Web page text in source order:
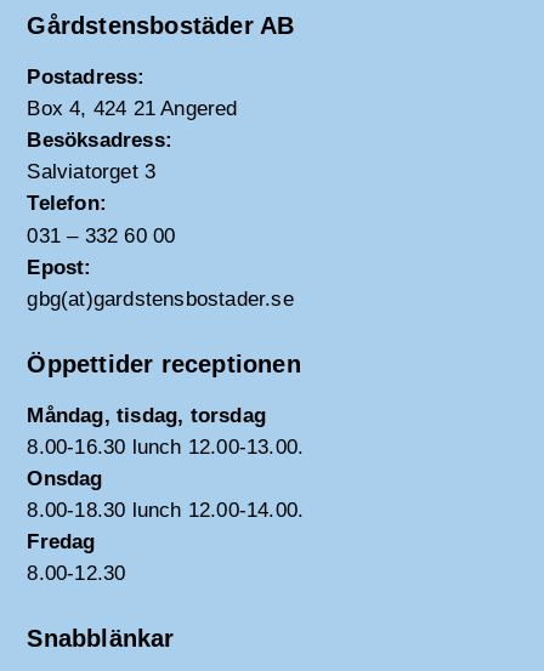
Gårdstensbostäder AB
Postadress:
Box 4, 424 21 Angered
Besöksadress:
Salviatorget 3
Telefon:
031 – 332 60 00
Epost:
gbg(at)gardstensbostader.se
Öppettider receptionen
Måndag, tisdag, torsdag
8.00-16.30 lunch 12.00-13.00.
Onsdag
8.00-18.30 lunch 12.00-14.00.
Fredag
8.00-12.30
Snabblänkar